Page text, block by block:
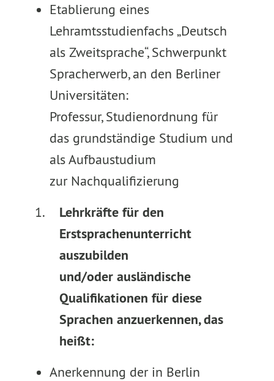
Etablierung eines
Lehramtsstudienfachs „Deutsch
als Zweitsprache“, Schwerpunkt
Spracherwerb, an den Berliner
Universitäten:
Professur, Studienordnung für
das grundständige Studium und
als Aufbaustudium
zur Nachqualifizierung
Lehrkräfte für den
Erstsprachenunterricht
auszubilden
und/oder ausländische
Qualifikationen für diese
Sprachen anzuerkennen, das
heißt:
Anerkennung der in Berlin